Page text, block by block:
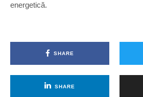
energetică.
SHARE
SHARE